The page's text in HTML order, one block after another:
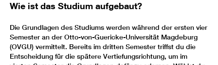
Wie ist das Studium aufgebaut?
Die Grundlagen des Studiums werden während der ersten vier
Semester an der Otto-von-Guericke-Universität Magdeburg
(OVGU) vermittelt. Bereits im dritten Semester triffst du die
Entscheidung für die spätere Vertiefungsrichtung, um im